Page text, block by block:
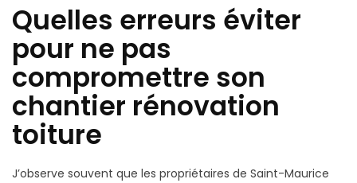
Quelles erreurs éviter
pour ne pas
compromettre son
chantier rénovation
toiture
J’observe souvent que les propriétaires de Saint-Maurice